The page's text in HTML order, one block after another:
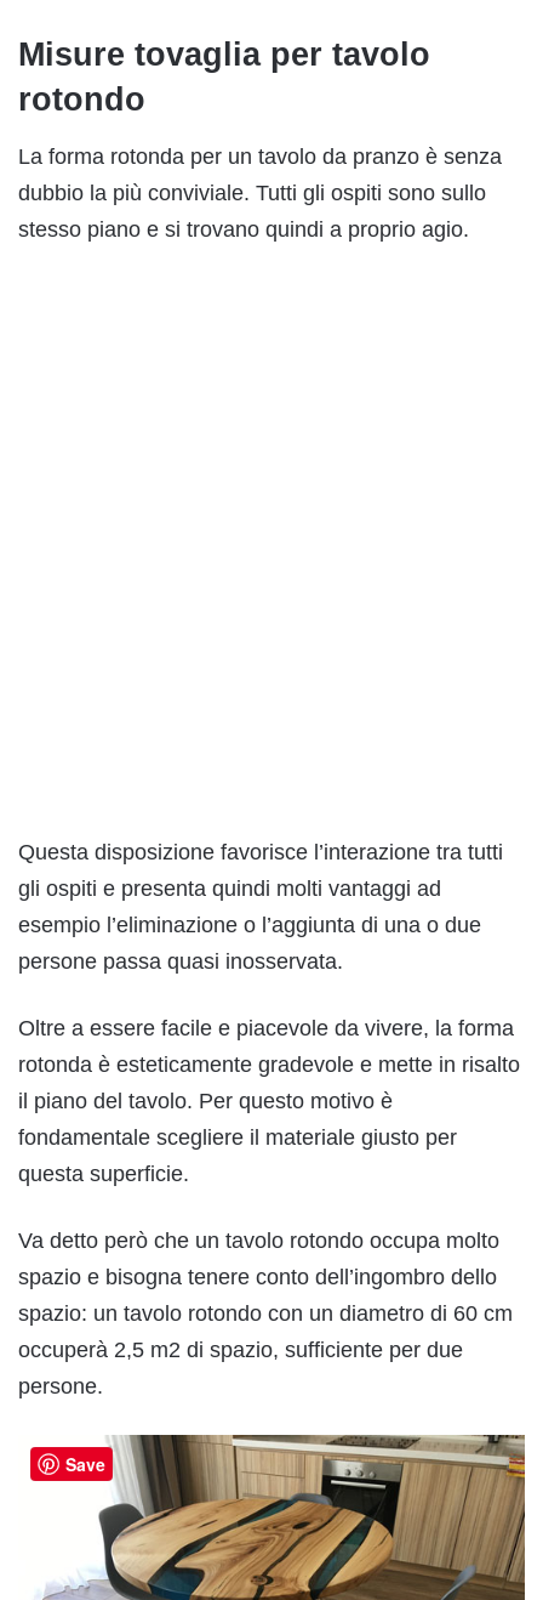
Misure tovaglia per tavolo
rotondo
La forma rotonda per un tavolo da pranzo è senza
dubbio la più conviviale. Tutti gli ospiti sono sullo
stesso piano e si trovano quindi a proprio agio.
Questa disposizione favorisce l’interazione tra tutti
gli ospiti e presenta quindi molti vantaggi ad
esempio l’eliminazione o l’aggiunta di una o due
persone passa quasi inosservata.
Oltre a essere facile e piacevole da vivere, la forma
rotonda è esteticamente gradevole e mette in risalto
il piano del tavolo. Per questo motivo è
fondamentale scegliere il materiale giusto per
questa superficie.
Va detto però che un tavolo rotondo occupa molto
spazio e bisogna tenere conto dell’ingombro dello
spazio: un tavolo rotondo con un diametro di 60 cm
occuperà 2,5 m2 di spazio, sufficiente per due
persone.
Save